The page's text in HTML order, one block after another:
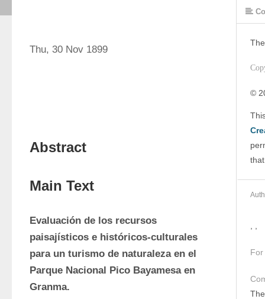
Thu, 30 Nov 1899
Abstract
Main Text
Evaluación de los recursos
paisajísticos e históricos-culturales
para un turismo de naturaleza en el
Parque Nacional Pico Bayamesa en
Granma.
©